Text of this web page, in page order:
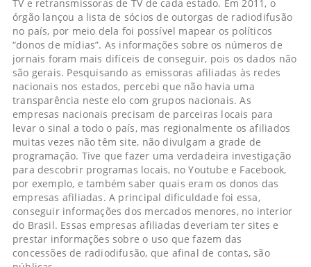
TV e retransmissoras de TV de cada estado. Em 2011, o
órgão lançou a lista de sócios de outorgas de radiodifusão
no país, por meio dela foi possível mapear os políticos
“donos de mídias”. As informações sobre os números de
jornais foram mais difíceis de conseguir, pois os dados não
são gerais. Pesquisando as emissoras afiliadas às redes
nacionais nos estados, percebi que não havia uma
transparência neste elo com grupos nacionais. As
empresas nacionais precisam de parceiras locais para
levar o sinal a todo o país, mas regionalmente os afiliados
muitas vezes não têm site, não divulgam a grade de
programação. Tive que fazer uma verdadeira investigação
para descobrir programas locais, no Youtube e Facebook,
por exemplo, e também saber quais eram os donos das
empresas afiliadas. A principal dificuldade foi essa,
conseguir informações dos mercados menores, no interior
do Brasil. Essas empresas afiliadas deveriam ter sites e
prestar informações sobre o uso que fazem das
concessões de radiodifusão, que afinal de contas, são